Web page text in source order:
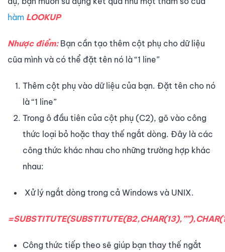
hàm LOOKUP
Nhược điểm: Bạn cần tạo thêm cột phụ cho dữ liệu
cũa mình và có thể đặt tên nó là “1 line”
Thêm cột phụ vào dữ liệu của bạn. Đặt tên cho nó
là “1 line”
Trong ô đầu tiên của cột phụ (C2), gõ vào công
thức loại bỏ hoặc thay thế ngắt dòng. Đây là các
công thức khác nhau cho những trường hợp khác
nhau:
Xử lý ngắt dòng trong cả Windows và UNIX.
Công thức tiếp theo sẽ giúp bạn thay thế ngắt